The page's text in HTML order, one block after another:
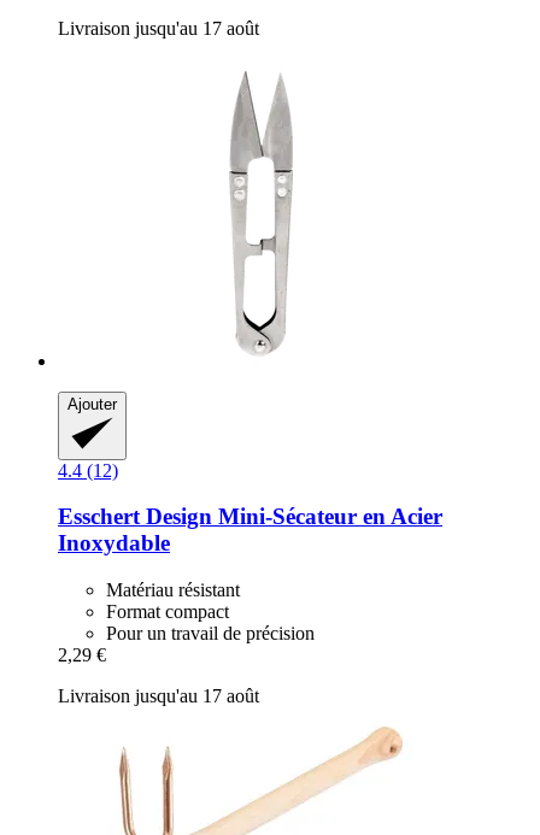
Livraison jusqu'au 17 août
Ajouter
4.4 (12)
Esschert Design Mini-​Sécateur en Acier
Inoxydable
Matériau résistant
Format compact
Pour un travail de précision
2,29 €
Livraison jusqu'au 17 août